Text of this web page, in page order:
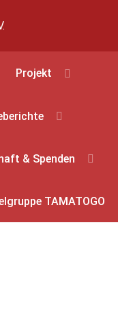
Projekt
& Spenden
TAMATOGO